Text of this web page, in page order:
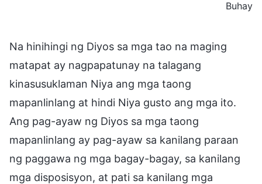
Buhay
Na hinihingi ng Diyos sa mga tao na maging
matapat ay nagpapatunay na talagang
kinasusuklaman Niya ang mga taong
mapanlinlang at hindi Niya gusto ang mga ito.
Ang pag-ayaw ng Diyos sa mga taong
mapanlinlang ay pag-ayaw sa kanilang paraan
ng paggawa ng mga bagay-bagay, sa kanilang
mga disposisyon, at pati sa kanilang mga